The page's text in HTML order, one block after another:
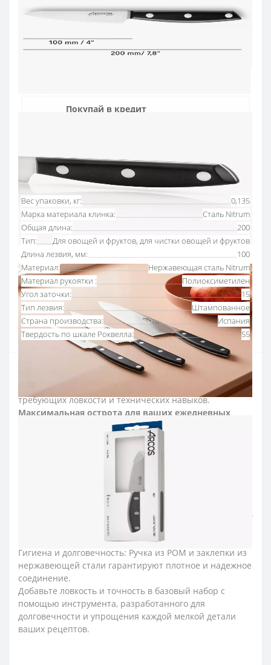
Основные характеристики Все характеристики
Вес упаковки, кг:
0,135
Марка материала клинка:
Сталь Nitrum
Общая длина:
200
Тип:
Для овощей и фруктов, для чистки овощей и фруктов
Длина лезвия, мм:
100
Материал:
Нержавеющая сталь Nitrum
Материал рукоятки :
Полиоксиметилен
Угол заточки:
15
Тип лезвия:
Штампованное
Страна производства:
Испания
Твердость по шкале Роквелла:
55
Быстрая доставка
Доставка в течении 1-3 дней по Украине
Гарантия качества
Покупай в кредит
Идеальная отделка начинается с внимания к деталям,
и этот нож является специалистом для задач,
требующих ловкости и технических навыков.
Максимальная острота для ваших ежедневных
Длина лезвия 100 мм (общая 200 мм) позволяет
чистить, шелушить и точить с абсолютным контролем.
Классическое лезвие Plus: Заточенное вручную, это
лезвие обеспечивает оптимальную режущую
способность даже после повторяющихся рабочих
Нержавеющая сталь NITRUM®: Повышенная твердость
и коррозионная стойкость, что гарантирует, что нож
сохраняет свои свойства в сложных рабочих условиях.
Гигиена и долговечность: Ручка из POM и заклепки из
нержавеющей стали гарантируют плотное и надежное
соединение.
Добавьте ловкость и точность в базовый набор с
помощью инструмента, разработанного для
долговечности и упрощения каждой мелкой детали
ваших рецептов.